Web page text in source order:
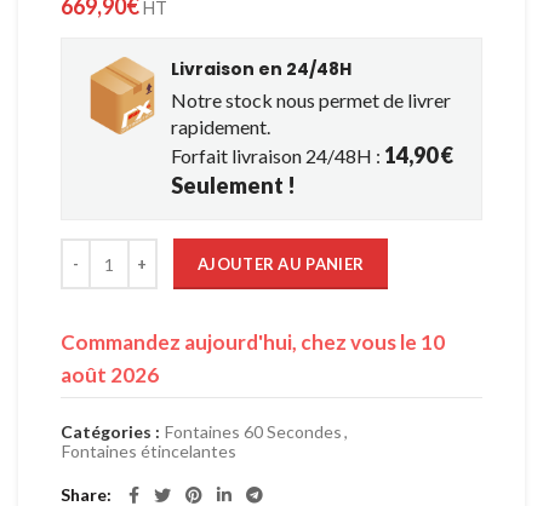
669,90€HT
Livraison en 24/48H
Notre stock nous permet de livrer
rapidement.
Forfait livraison 24/48H : 14,90 €
Seulement !
AJOUTER AU PANIER
Commandez aujourd'hui, chez vous le 10
août 2026
Catégories : Fontaines 60 Secondes,
Fontaines étincelantes
Share